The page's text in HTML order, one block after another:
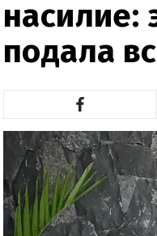
насилие:
подала